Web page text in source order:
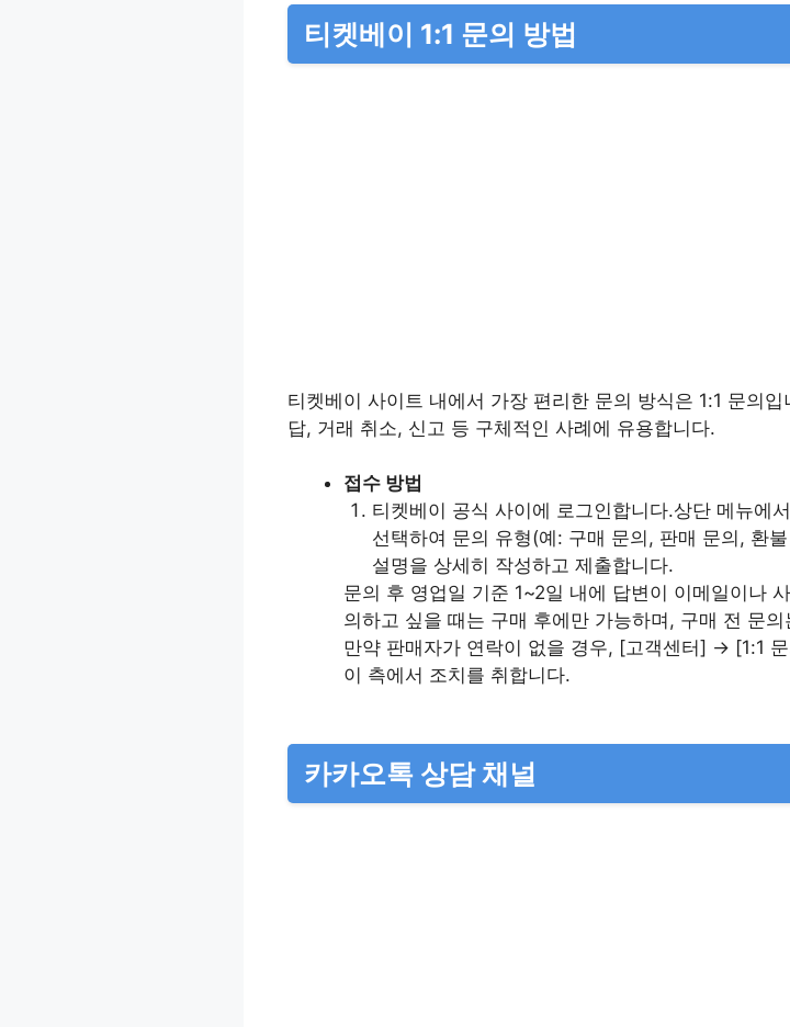
티켓베이 1:1 문의 방법
티켓베이 사이트 내에서 가장 편리한 문의 방식은 1:1 문의
답, 거래 취소, 신고 등 구체적인 사례에 유용합니다.
접수 방법
티켓베이 공식 사이 에 로그인합니다.상단 메뉴에
선택하여 문의 유형(예: 구매 문의, 판매 문의, 환
설명을 상세히 작성하고 제출합니다.
문의 후 영업일 기준 1~2일 내에 답변이 이메일이나
의하고 싶을 때는 구매 후에만 가능하며, 구매 전 문
만약 판매자가 연락이 없을 경우, [고객센터] → [1:1
이 측에서 조치를 취합니다.
카카오톡 상담 채널